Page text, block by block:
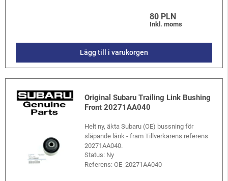
80 PLN
Inkl. moms
Lägg till i varukorgen
Original Subaru Trailing Link Bushing
Front 20271AA040
Helt ny, äkta Subaru (OE) bussning för
släpande länk - fram Tillverkarens referens
20271AA040.
Status: Ny
Referens:OE_20271AA040